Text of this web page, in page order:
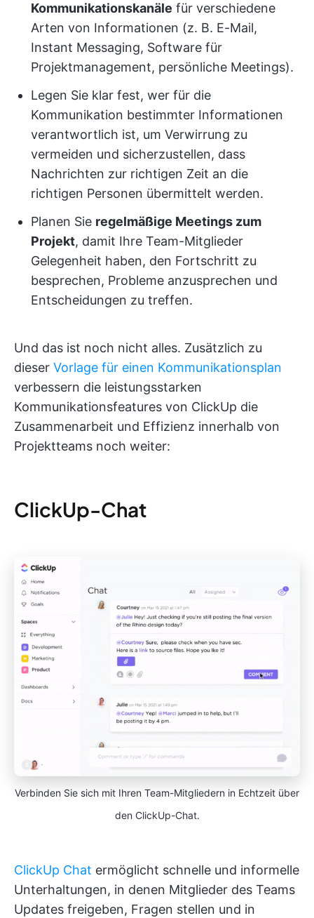
Kommunikationskanäle für verschiedene
Arten von Informationen (z. B. E-Mail,
Instant Messaging, Software für
Projektmanagement, persönliche Meetings).
Legen Sie klar fest, wer für die
Kommunikation bestimmter Informationen
verantwortlich ist, um Verwirrung zu
vermeiden und sicherzustellen, dass
Nachrichten zur richtigen Zeit an die
richtigen Personen übermittelt werden.
Planen Sie regelmäßige Meetings zum
Projekt, damit Ihre Team-Mitglieder
Gelegenheit haben, den Fortschritt zu
besprechen, Probleme anzusprechen und
Entscheidungen zu treffen.
Und das ist noch nicht alles. Zusätzlich zu
dieser Vorlage für einen Kommunikationsplan
verbessern die leistungsstarken
Kommunikationsfeatures von ClickUp die
Zusammenarbeit und Effizienz innerhalb von
Projektteams noch weiter:
ClickUp-Chat
Verbinden Sie sich mit Ihren Team-Mitgliedern in Echtzeit über
den ClickUp-Chat.
ClickUp Chat ermöglicht schnelle und informelle
Unterhaltungen, in denen Mitglieder des Teams
Updates freigeben, Fragen stellen und in